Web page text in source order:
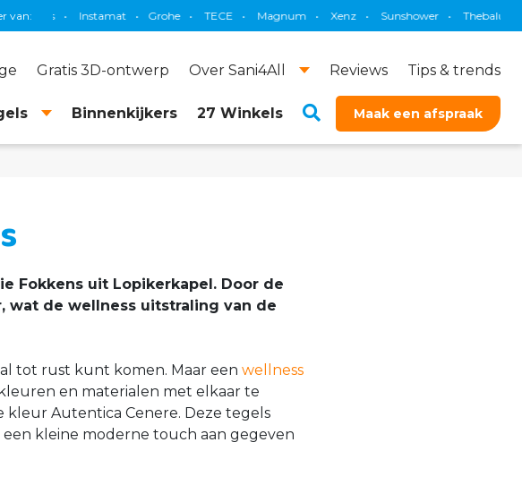
van:
• Instamat • Grohe • TECE • Magnum • Xenz • Sunshower • Thebalux • Brauer
Gratis 3D-ontwerp Over Sani4All Reviews Tips & trends
Binnenkijkers 27 Winkels Maak een afspraak
Fokkens uit Lopikerkapel. Door de
wat de wellness uitstraling van de
tot rust kunt komen. Maar een wellness
en materialen met elkaar te
Autentica Cenere. Deze tegels
kleine moderne touch aan gegeven